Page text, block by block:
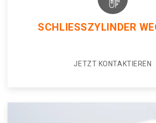
SCHLIESSZYLINDER
JETZT KONTAKTIEREN